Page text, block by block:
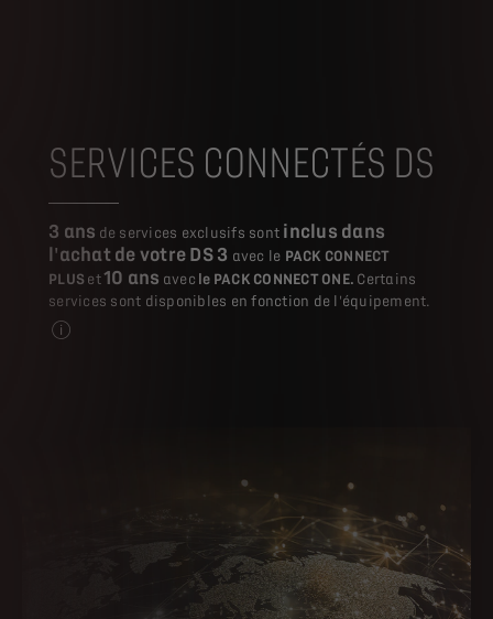
SERVICES CONNECTÉS DS
3 ans de services exclusifs sont inclus dans
l'achat de votre DS 3 avec le PACK CONNECT
PLUS et10 ans avec le PACK CONNECT ONE. Certains
services sont disponibles en fonction de l'équipement.